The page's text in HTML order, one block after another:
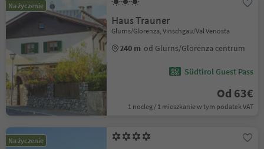
Na życzenie
Haus Trauner
Glurns/Glorenza, Vinschgau/Val Venosta
240 m od Glurns/Glorenza centrum
Südtirol Guest Pass
Od 63€
1 nocleg / 1 mieszkanie w tym podatek VAT
Na życzenie